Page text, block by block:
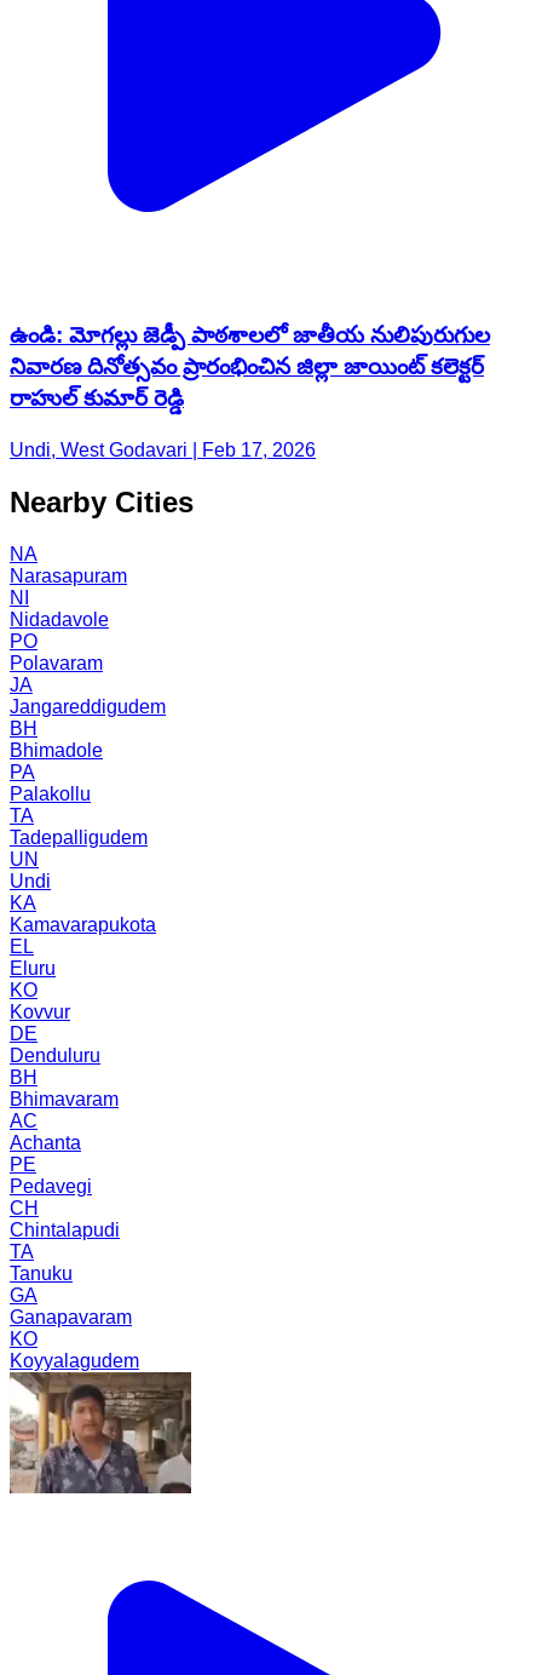
ఉండి: మోగల్లు జెడ్పీ పాఠశాలలో జాతీయ నులిపురుగుల
నివారణ దినోత్సవం ప్రారంభించిన జిల్లా జాయింట్ కలెక్టర్
రాహుల్ కుమార్ రెడ్డి
Undi, West Godavari | Feb 17, 2026
Nearby Cities
NA
Narasapuram
NI
Nidadavole
PO
Polavaram
JA
Jangareddigudem
BH
Bhimadole
PA
Palakollu
TA
Tadepalligudem
UN
Undi
KA
Kamavarapukota
EL
Eluru
KO
Kovvur
DE
Denduluru
BH
Bhimavaram
AC
Achanta
PE
Pedavegi
CH
Chintalapudi
TA
Tanuku
GA
Ganapavaram
KO
Koyyalagudem